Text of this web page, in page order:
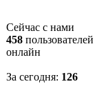
Сейчас с нами
458 пользователей
онлайн
За сегодня: 126